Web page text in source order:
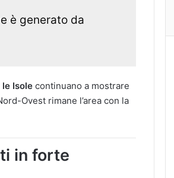
è generato da
le Isole continuano a mostrare
Ovest rimane l’area con la
in forte